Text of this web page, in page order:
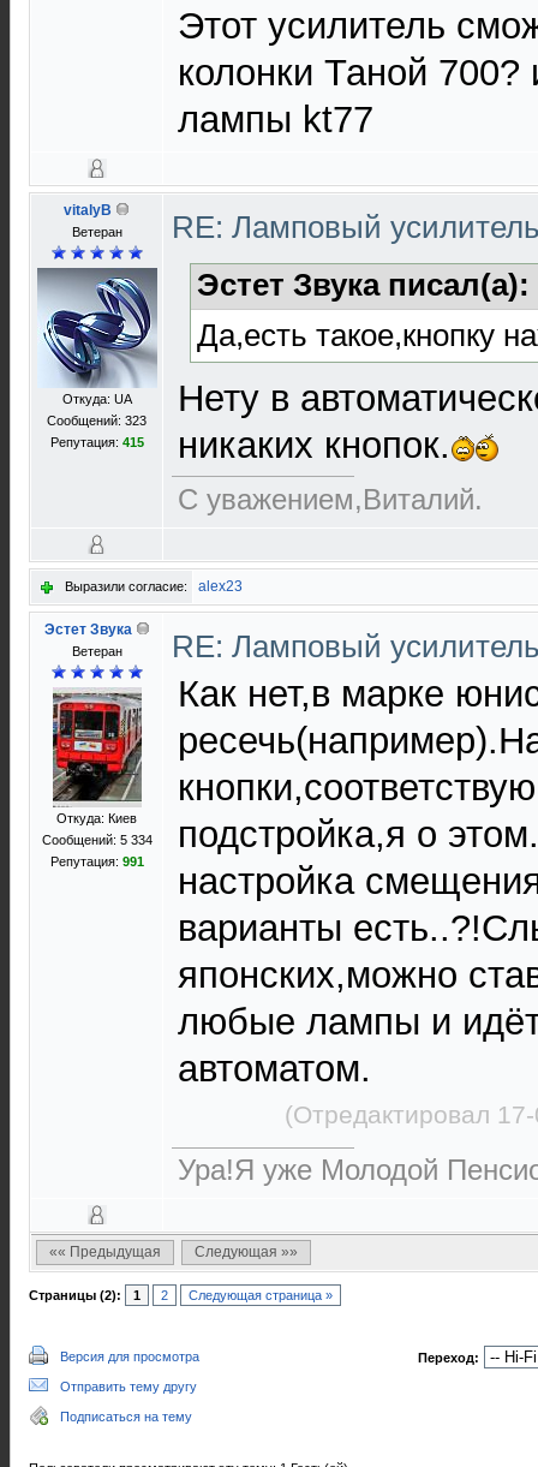
Этот усилитель
колонки Таной
лампы kt77
vitalyB
Ветеран
Откуда: UA
Сообщений: 323
Репутация: 415
RE: Ламповый
Эстет Звука писал(а):
Да,есть такое,кнопку
Нету в
никаких кнопок.
С уважением,Виталий.
Выразили согласие: alex23
Эстет Звука
Ветеран
Откуда: Киев
Сообщений: 5 334
Репутация: 991
RE: Ламповый
Как нет,в марке
подстройка,я о
настройка
варианты
японских,можно
любые лампы и
автоматом.
(Отредактировал
Ура!Я уже Молодой
«« Предыдущая Следующая »»
Страницы (2): 1 2 Следующая страница »
Версия для просмотра
Отправить тему другу
Подписаться на тему
Переход: